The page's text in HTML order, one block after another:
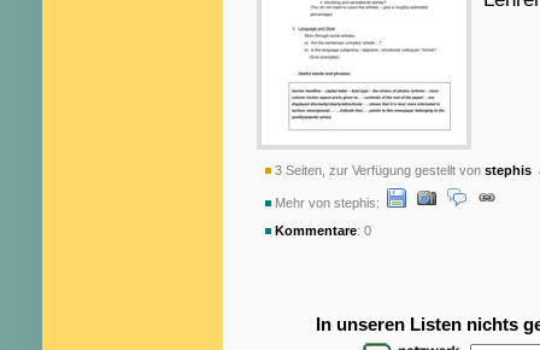
3 Seiten, zur Verfügung gestellt von stephis
Mehr von stephis:
Kommentare: 0
In unseren Listen nichts